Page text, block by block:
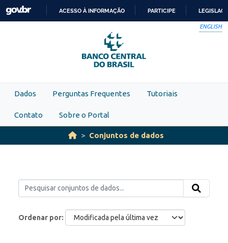
Skip to main content
PARA
O
CONTEÚDO
ACESSO À INFORMAÇÃO PARTICIPE
ENGLISH
Dados Perguntas Frequentes Tutoriais
Contato Sobre o Portal
Conjuntos de dados
Ordenar por